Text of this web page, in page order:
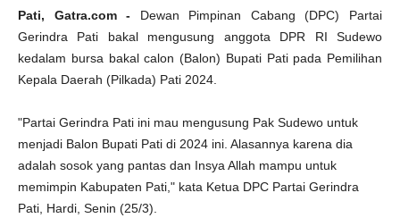
Pati, Gatra.com - Dewan Pimpinan Cabang (DPC) Partai
Gerindra Pati bakal mengusung anggota DPR RI Sudewo
kedalam bursa bakal calon (Balon) Bupati Pati pada Pemilihan
Kepala Daerah (Pilkada) Pati 2024.
"Partai Gerindra Pati ini mau mengusung Pak Sudewo untuk
menjadi Balon Bupati Pati di 2024 ini. Alasannya karena dia
adalah sosok yang pantas dan Insya Allah mampu untuk
memimpin Kabupaten Pati," kata Ketua DPC Partai Gerindra
Pati, Hardi, Senin (25/3).